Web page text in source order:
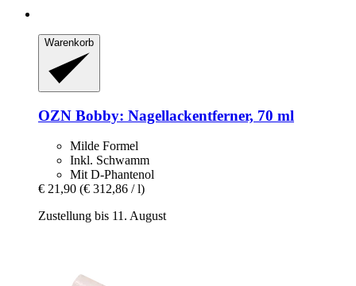
Warenkorb
OZN Bobby: Nagellackentferner, 70 ml
Milde Formel
Inkl. Schwamm
Mit D-Phantenol
€ 21,90 (€ 312,86 / l)
Zustellung bis 11. August